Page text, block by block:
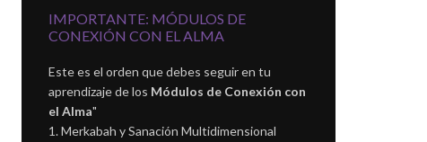
IMPORTANTE: MÓDULOS DE
CONEXIÓN CON EL ALMA
Este es el orden que debes seguir en tu
aprendizaje de los Módulos de Conexión con
el Alma"
Merkabah y Sanación Multidimensional